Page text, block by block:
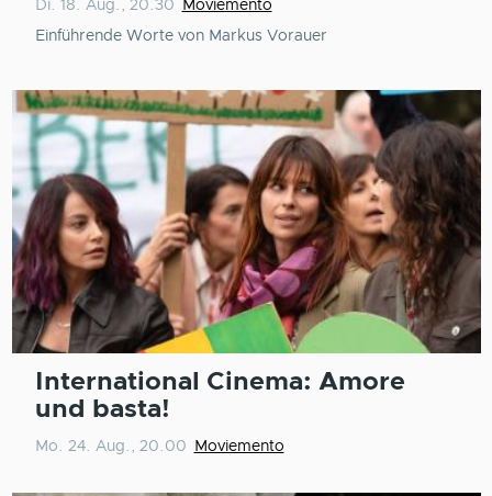
Di. 18. Aug., 20.30
Moviemento
Einführende Worte von Markus Vorauer
International Cinema: Amore
und basta!
Mo. 24. Aug., 20.00 Moviemento